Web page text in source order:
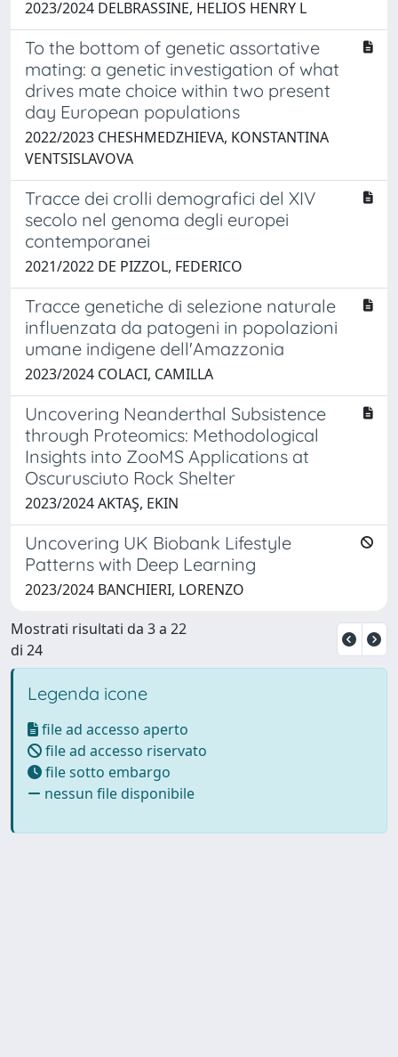
2023/2024 DELBRASSINE, HELIOS HENRY L
To the bottom of genetic assortative
mating: a genetic investigation of what
drives mate choice within two present
day European populations
2022/2023 CHESHMEDZHIEVA, KONSTANTINA
VENTSISLAVOVA
Tracce dei crolli demografici del XIV
secolo nel genoma degli europei
contemporanei
2021/2022 DE PIZZOL, FEDERICO
Tracce genetiche di selezione naturale
influenzata da patogeni in popolazioni
umane indigene dell'Amazzonia
2023/2024 COLACI, CAMILLA
Uncovering Neanderthal Subsistence
through Proteomics: Methodological
Insights into ZooMS Applications at
Oscurusciuto Rock Shelter
2023/2024 AKTAŞ, EKIN
Uncovering UK Biobank Lifestyle
Patterns with Deep Learning
2023/2024 BANCHIERI, LORENZO
Mostrati risultati da 3 a 22
di 24
Legenda icone
file ad accesso aperto
file ad accesso riservato
file sotto embargo
nessun file disponibile